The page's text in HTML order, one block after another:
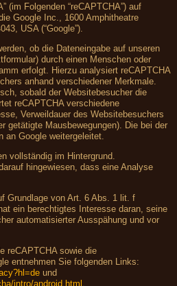
(im Folgenden “reCAPTCHA”) auf
Google Inc., 1600 Amphitheatre
USA (“Google”).
ob die Dateneingabe auf unseren
durch einen Menschen oder
erfolgt. Hierzu analysiert reCAPTCHA
anhand verschiedener Merkmale.
sobald der Websitebesucher die
reCAPTCHA verschiedene
Verweildauer des Websitebesuchers
getätigte Mausbewegungen). Die bei der
an Google weitergeleitet.
vollständig im Hintergrund.
hingewiesen, dass eine Analyse
Grundlage von Art. 6 Abs. 1 lit. f
ein berechtigtes Interesse daran, seine
automatisierter Ausspähung und vor
reCAPTCHA sowie die
entnehmen Sie folgenden Links:
und
intro/android.html